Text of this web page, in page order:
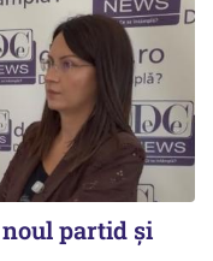
partid și